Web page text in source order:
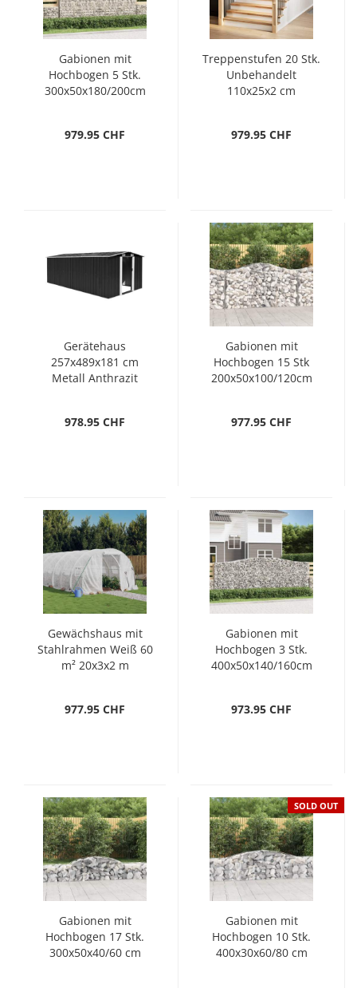
Gabionen mit
Hochbogen 5 Stk.
300x50x180/200cm
979.95 CHF
Treppenstufen 20 Stk.
Unbehandelt
110x25x2 cm
979.95 CHF
Gerätehaus
257x489x181 cm
Metall Anthrazit
978.95 CHF
Gabionen mit
Hochbogen 15 Stk
200x50x100/120cm
977.95 CHF
Gewächshaus mit
Stahlrahmen Weiß 60
m² 20x3x2 m
977.95 CHF
Gabionen mit
Hochbogen 3 Stk.
400x50x140/160cm
973.95 CHF
Gabionen mit
Hochbogen 17 Stk.
300x50x40/60 cm
SOLD OUT
Gabionen mit
Hochbogen 10 Stk.
400x30x60/80 cm